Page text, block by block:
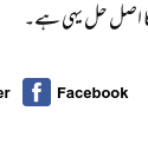
اصل حل یہی ہے۔